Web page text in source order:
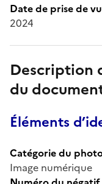
Date de prise de
2024
Description
du
Éléments
Catégorie du
Image numérique